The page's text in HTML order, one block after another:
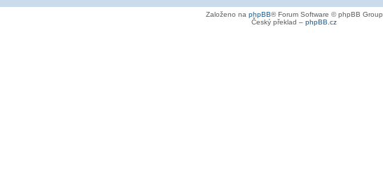
Založeno na phpBB® Forum Software © phpBB Group
Český překlad – phpBB.cz